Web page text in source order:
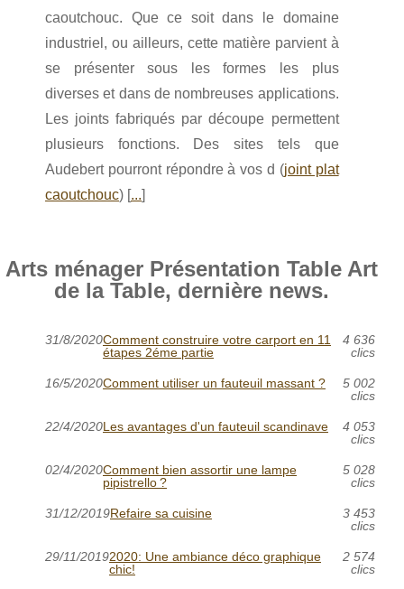
caoutchouc. Que ce soit dans le domaine
industriel, ou ailleurs, cette matière parvient à
se présenter sous les formes les plus
diverses et dans de nombreuses applications.
Les joints fabriqués par découpe permettent
plusieurs fonctions. Des sites tels que
Audebert pourront répondre à vos d (joint plat
caoutchouc) [...]
Arts ménager Présentation Table Art
de la Table, dernière news.
31/8/2020Comment construire votre carport en 11
étapes 2éme partie
4 636
clics
16/5/2020Comment utiliser un fauteuil massant ?
5 002
clics
22/4/2020Les avantages d'un fauteuil scandinave
4 053
clics
02/4/2020Comment bien assortir une lampe
pipistrello ?
5 028
clics
31/12/2019Refaire sa cuisine
3 453
clics
29/11/20192020: Une ambiance déco graphique
chic!
2 574
clics